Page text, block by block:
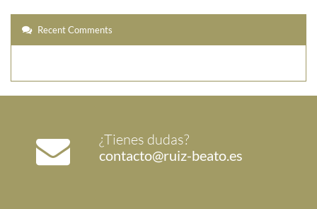
Recent Comments
¿Tienes dudas?
contacto@ruiz-beato.es